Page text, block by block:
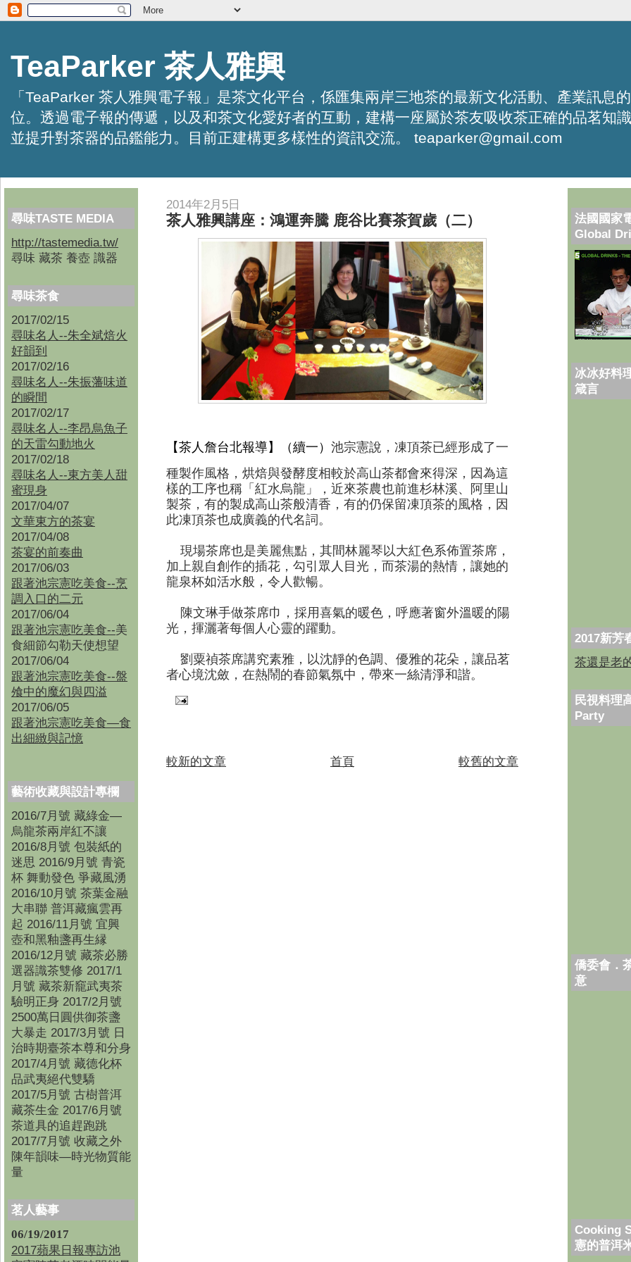
TeaParker 茶人雅興
「TeaParker 茶人雅興電子報」是茶文化平台，係匯集兩岸三地茶的最新文化活動、產業訊息
位。透過電子報的傳遞，以及和茶文化愛好者的互動，建構一座屬於茶友吸收茶正確的品茗知
並提升對茶器的品鑑能力。目前正建構更多樣性的資訊交流。 teaparker@gmail.com
尋味TASTE MEDIA
http://tastemedia.tw/
尋味 藏茶 養壺 識器
尋味茶食
2017/02/15
尋味名人--朱全斌焙火
好韻到
2017/02/16
尋味名人--朱振藩味道
的瞬間
2017/02/17
尋味名人--李昂烏魚子
的天雷勾動地火
2017/02/18
尋味名人--東方美人甜
蜜現身
2017/04/07
文華東方的茶宴
2017/04/08
茶宴的前奏曲
2017/06/03
跟著池宗憲吃美食--烹
調入口的二元
2017/06/04
跟著池宗憲吃美食--美
食細節勾勒天使想望
2017/06/04
跟著池宗憲吃美食--盤
飧中的魔幻與四溢
2017/06/05
跟著池宗憲吃美食—食
出細緻與記憶
藝術收藏與設計專欄
2016/7月號 藏綠金—
烏龍茶兩岸紅不讓
2016/8月號 包裝紙的
迷思 2016/9月號 青瓷
杯 舞動發色 爭藏風湧
2016/10月號 茶葉金融
大串聯 普洱藏瘋雲再
起 2016/11月號 宜興
壺和黑釉盞再生縁
2016/12月號 藏茶必勝
選器識茶雙修 2017/1
月號 藏茶新竉武夷茶
驗明正身 2017/2月號
2500萬日圓供御茶盞
大暴走 2017/3月號 日
治時期臺茶本尊和分身
2017/4月號 藏德化杯
品武夷絕代雙驕
2017/5月號 古樹普洱
藏茶生金 2017/6月號
茶道具的追趕跑跳
2017/7月號 收藏之外
陳年韻味—時光物質能
量
茗人藝事
06/19/2017
2017蘋果日報專訪池
2014年2月5日
茶人雅興講座：鴻運奔騰 鹿谷比賽茶賀歲（二）
【茶人詹台北報導】（續一） 池宗憲說，凍頂茶已經形成了一
種製作風格，烘焙與發酵度相較於高山茶都會來得深，因為這
樣的工序也稱「紅水烏龍」，近來茶農也前進杉林溪、阿里山
製茶，有的製成高山茶般清香，有的仍保留凍頂茶的風格，因
此凍頂茶也成廣義的代名詞。
現場茶席也是美麗焦點，其間林麗琴以大紅色系佈置茶席，
加上親自創作的插花，勾引眾人目光，而茶湯的熱情，讓她的
龍泉杯如活水般，令人歡暢。
陳文琳手做茶席巾，採用喜氣的暖色，呼應著窗外溫暖的陽
光，揮灑著每個人心靈的躍動。
劉粟禎茶席講究素雅，以沈靜的色調、優雅的花朵，讓品茗
者心境沈斂，在熱鬧的春節氣氛中，帶來一絲清淨和諧。
較新的文章 較舊的文章
首頁
法國國家
Global
冰冰好料
箴言
2017新芳
茶還是老
民視料理
Party
僑委會．
意
Cooking
憲的普洱